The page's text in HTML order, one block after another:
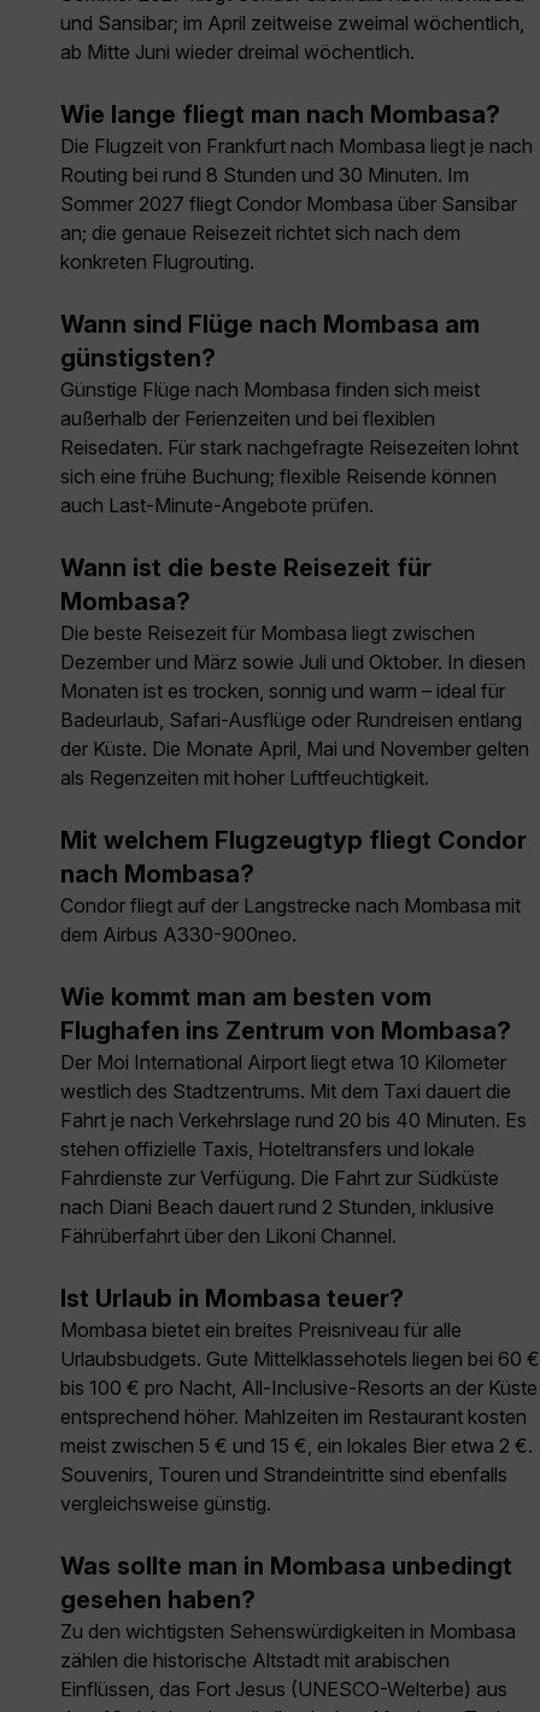
und Sansibar; im April zeitweise zweimal wöchentlich,
ab Mitte Juni wieder dreimal wöchentlich.
Wie lange fliegt man nach Mombasa?
Die Flugzeit von Frankfurt nach Mombasa liegt je nach
Routing bei rund 8 Stunden und 30 Minuten. Im
Sommer 2027 fliegt Condor Mombasa über Sansibar
an; die genaue Reisezeit richtet sich nach dem
konkreten Flugrouting.
Wann sind Flüge nach Mombasa am
günstigsten?
Günstige Flüge nach Mombasa finden sich meist
außerhalb der Ferienzeiten und bei flexiblen
Reisedaten. Für stark nachgefragte Reisezeiten lohnt
sich eine frühe Buchung; flexible Reisende können
auch Last-Minute-Angebote prüfen.
Wann ist die beste Reisezeit für
Mombasa?
Die beste Reisezeit für Mombasa liegt zwischen
Dezember und März sowie Juli und Oktober. In diesen
Monaten ist es trocken, sonnig und warm – ideal für
Badeurlaub, Safari-Ausflüge oder Rundreisen entlang
der Küste. Die Monate April, Mai und November gelten
als Regenzeiten mit hoher Luftfeuchtigkeit.
Mit welchem Flugzeugtyp fliegt Condor
nach Mombasa?
Condor fliegt auf der Langstrecke nach Mombasa mit
dem Airbus A330-900neo.
Wie kommt man am besten vom
Flughafen ins Zentrum von Mombasa?
Der Moi International Airport liegt etwa 10 Kilometer
westlich des Stadtzentrums. Mit dem Taxi dauert die
Fahrt je nach Verkehrslage rund 20 bis 40 Minuten. Es
stehen offizielle Taxis, Hoteltransfers und lokale
Fahrdienste zur Verfügung. Die Fahrt zur Südküste
nach Diani Beach dauert rund 2 Stunden, inklusive
Fährüberfahrt über den Likoni Channel.
Ist Urlaub in Mombasa teuer?
Mombasa bietet ein breites Preisniveau für alle
Urlaubsbudgets. Gute Mittelklassehotels liegen bei 60 €
bis 100 € pro Nacht, All-Inclusive-Resorts an der Küste
entsprechend höher. Mahlzeiten im Restaurant kosten
meist zwischen 5 € und 15 €, ein lokales Bier etwa 2 €.
Souvenirs, Touren und Strandeintritte sind ebenfalls
vergleichsweise günstig.
Was sollte man in Mombasa unbedingt
gesehen haben?
Zu den wichtigsten Sehenswürdigkeiten in Mombasa
zählen die historische Altstadt mit arabischen
Einflüssen, das Fort Jesus (UNESCO-Welterbe) aus